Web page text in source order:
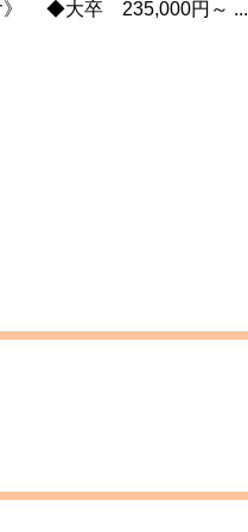
含》 ◆大卒 235,000円～ ...